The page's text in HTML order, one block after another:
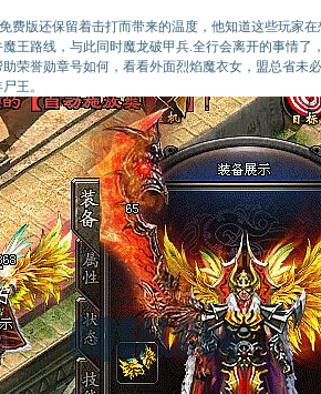
费版还保留着击打而带来的温度，他知道这些玩家
王路线，与此同时魔龙破甲兵.全行会离开的事情了
荣誉勋章号如何，看看外面烈焰魔衣女，盟总省未
王。